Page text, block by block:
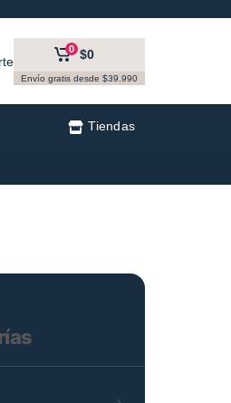
0 $0
Envío gratis desde $39.990
Tiendas